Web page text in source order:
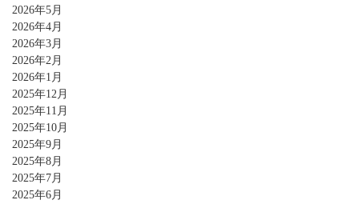
2026年5月
2026年4月
2026年3月
2026年2月
2026年1月
2025年12月
2025年11月
2025年10月
2025年9月
2025年8月
2025年7月
2025年6月